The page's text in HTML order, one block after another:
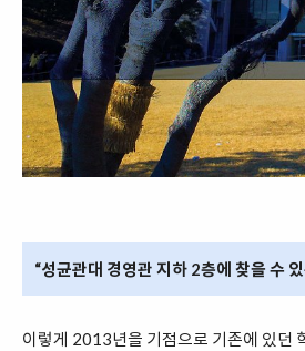
“성균관대 경영관 지하 2층에 찾을 수
이렇게 2013년을 기점으로 기존에 있던